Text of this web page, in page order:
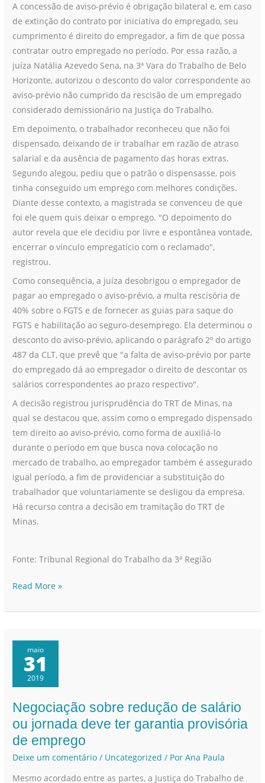
A concessão de aviso-prévio é obrigação bilateral e, em caso
de extinção do contrato por iniciativa do empregado, seu
cumprimento é direito do empregador, a fim de que possa
contratar outro empregado no período. Por essa razão, a
juíza Natália Azevedo Sena, na 3ª Vara do Trabalho de Belo
Horizonte, autorizou o desconto do valor correspondente ao
aviso-prévio não cumprido da rescisão de um empregado
considerado demissionário na Justiça do Trabalho.
Em depoimento, o trabalhador reconheceu que não foi
dispensado, deixando de ir trabalhar em razão de atraso
salarial e da ausência de pagamento das horas extras.
Segundo alegou, pediu que o patrão o dispensasse, pois
tinha conseguido um emprego com melhores condições.
Diante desse contexto, a magistrada se convenceu de que
foi ele quem quis deixar o emprego. "O depoimento do
autor revela que ele decidiu por livre e espontânea vontade,
encerrar o vínculo empregatício com o reclamado",
registrou.
Como consequência, a juíza desobrigou o empregador de
pagar ao empregado o aviso-prévio, a multa rescisória de
40% sobre o FGTS e de fornecer as guias para saque do
FGTS e habilitação ao seguro-desemprego. Ela determinou o
desconto do aviso-prévio, aplicando o parágrafo 2º do artigo
487 da CLT, que prevê que "a falta de aviso-prévio por parte
do empregado dá ao empregador o direito de descontar os
salários correspondentes ao prazo respectivo".
A decisão registrou jurisprudência do TRT de Minas, na
qual se destacou que, assim como o empregado dispensado
tem direito ao aviso-prévio, como forma de auxiliá-lo
durante o período em que busca nova colocação no
mercado de trabalho, ao empregador também é assegurado
igual período, a fim de providenciar a substituição do
trabalhador que voluntariamente se desligou da empresa.
Há recurso contra a decisão em tramitação do TRT de
Minas.
Fonte: Tribunal Regional do Trabalho da 3ª Região
demissionário
pode
ser
descontado
da
rescisão
Read More »
maio
31
2019
Negociação sobre redução de salário
ou jornada deve ter garantia provisória
de emprego
Deixe um comentário / Uncategorized / PorAna Paula
Mesmo acordado entre as partes, a Justiça do Trabalho de
Negociação
sobre
redução
ou